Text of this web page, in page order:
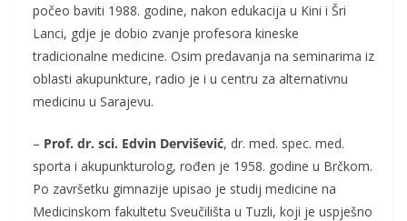
počeo baviti 1988. godine, nakon edukacija u Kini i Šri
Lanci, gdje je dobio zvanje profesora kineske
tradicionalne medicine. Osim predavanja na seminarima iz
oblasti akupunkture, radio je i u centru za alternativnu
medicinu u Sarajevu.
– Prof. dr. sci. Edvin Dervišević, dr. med. spec. med.
sporta i akupunkturolog, rođen je 1958. godine u Brčkom.
Po završetku gimnazije upisao je studij medicine na
Medicinskom fakultetu Sveučilišta u Tuzli, koji je uspješno